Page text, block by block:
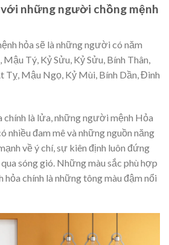
những người chồng mệnh
hỏa sẽ là những người có năm
Tý, Kỷ Sửu, Kỷ Sửu, Bính Thân,
Tỵ, Mậu Ngọ, Kỷ Mùi, Bính Dần, Đinh
chính là lửa, những người mệnh Hỏa
nhiều đam mê và những nguồn năng
về ý chí, sự kiên định luôn đứng
sóng gió. Những màu sắc phù hợp
chính là những tông màu đậm nổi